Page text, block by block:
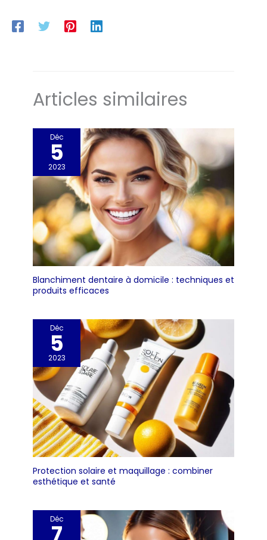
Articles similaires
Déc
5
2023
Blanchiment dentaire à domicile : techniques et
produits efficaces
Déc
5
2023
Protection solaire et maquillage : combiner
esthétique et santé
Déc